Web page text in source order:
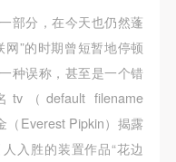
部分，在今天也仍然蓬
”的时期曾短暂地停顿
种误称，甚至是一个错
（default filename
（Everest Pipkin）揭露
入胜的装置作品“花边